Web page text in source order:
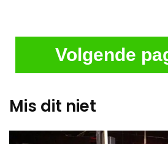
Volgende
Mis dit niet